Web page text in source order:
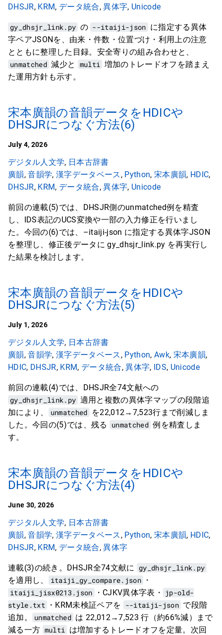
DHSJR, KRM, データ統合,異体字, Unicode
gy_dhsjr_link.py の --itaiji-json に指定する異体
字ペアJSONを、由来・件数・位置づけ・利用上の注意
とともに整理した目録。安全寄りの組み合わせと、
unmatched 減少と multi 増加のトレードオフを踏まえ
た運用方針も示す。
宋本廣韻の音韻データをHDICや
DHSJRにつなぐ方法(6)
July 4, 2026
デジタル人文学, 日本古辞書
廣韻,音韻学,漢字データベース , Python, 宋本廣韻, HDIC,
DHSJR, KRM, データ統合,異体字, Unicode
前回の連載(5)では、DHSJR側のunmatched例を精査
し、IDS表記のUCS変換や一部の入力修正を行いまし
た。今回の(6)では、–itaiji-json に指定する異体字JSON
を整理し、修正後データに gy_dhsjr_link.py を再実行し
た結果を検討します。
宋本廣韻の音韻データをHDICや
DHSJRにつなぐ方法(5)
July 1, 2026
デジタル人文学, 日本古辞書
廣韻,音韻学,漢字データベース , Python, Awk, 宋本廣韻,
HDIC, DHSJR, KRM, データ統合,異体字, IDS, Unicode
前回の連載(4)では、DHSJR全74文献への
gy_dhsjr_link.py 適用と複数の異体字マップの段階追
加により、
unmatched を22,012→7,523行まで削減しま
した。今回の(5)では、残る
unmatched 例を精査しま
す。
宋本廣韻の音韻データをHDICや
DHSJRにつなぐ方法(4)
June 30, 2026
デジタル人文学, 日本古辞書
廣韻,音韻学,漢字データベース , Python, 宋本廣韻, HDIC,
DHSJR, KRM, データ統合,異体字
連載(3)の続き。DHSJR全74文献に gy_dhsjr_link.py
を適用し、
itaiji_gy_compare.json ・
itaiji_jisx0213.json
・CJKV異体字表・
jp-old-
style.txt ・KRM未検証ペアを --itaiji-json で段階
追加。
unmatched は 22,012→7,523 行（約66%減）まで
減る一方 multi は増加するトレードオフを定量。次回